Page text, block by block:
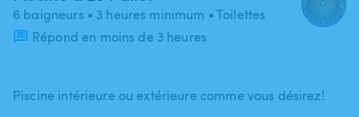
6 baigneurs • 3 heures minimum • Toilettes
Répond en moins de 3 heures
Piscine intérieure ou extérieure comme vous désirez!